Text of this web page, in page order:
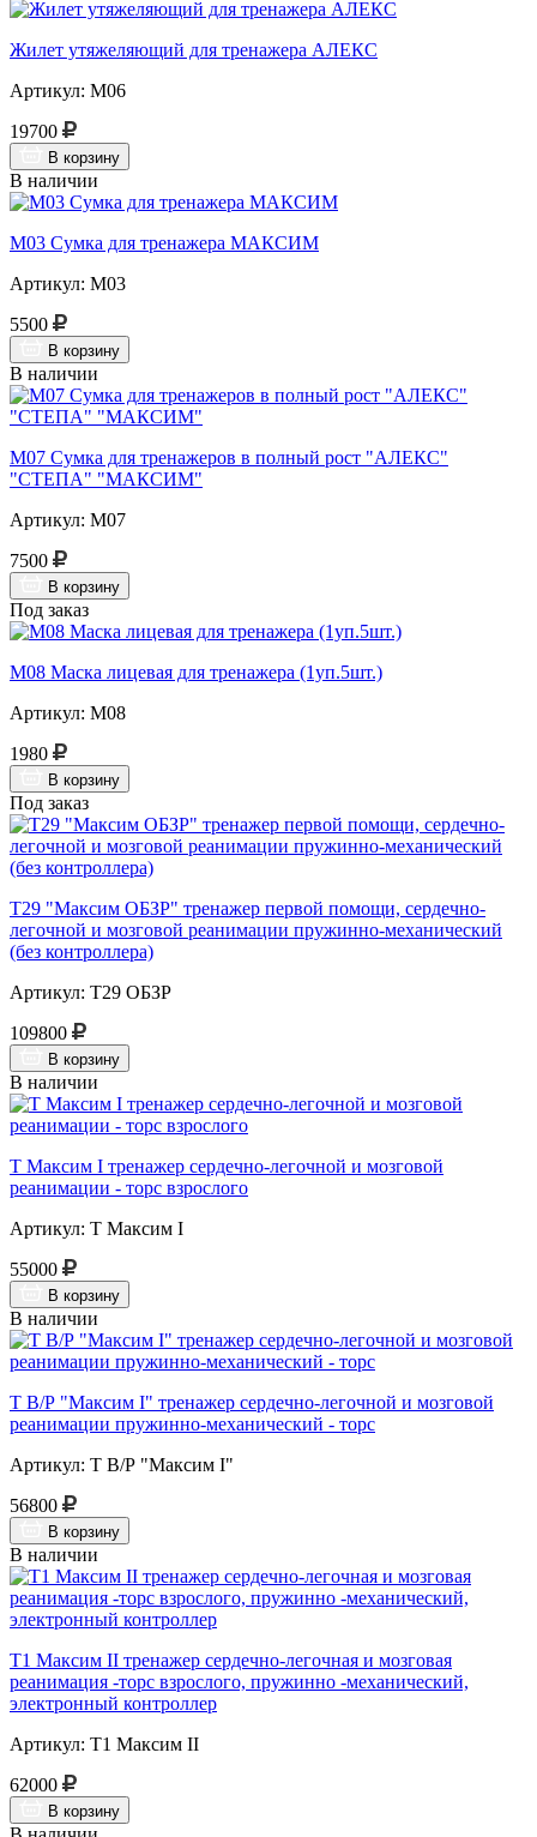
Жилет утяжеляющий для тренажера АЛЕКС
Артикул: М06
19700
В корзину
В наличии
М03 Сумка для тренажера МАКСИМ
Артикул: М03
5500
В корзину
В наличии
М07 Сумка для тренажеров в полный рост "АЛЕКС"
"СТЕПА" "МАКСИМ"
Артикул: М07
7500
В корзину
Под заказ
М08 Маска лицевая для тренажера (1уп.5шт.)
Артикул: М08
1980
В корзину
Под заказ
Т29 "Максим ОБЗР" тренажер первой помощи, сердечно-
легочной и мозговой реанимации пружинно-механический
(без контроллера)
Артикул: Т29 ОБЗР
109800
В корзину
В наличии
Т Максим I тренажер сердечно-легочной и мозговой
реанимации - торс взрослого
Артикул: Т Максим I
55000
В корзину
В наличии
Т В/Р "Максим I" тренажер сердечно-легочной и мозговой
реанимации пружинно-механический - торс
Артикул: Т В/Р "Максим I"
56800
В корзину
В наличии
Т1 Максим II тренажер сердечно-легочная и мозговая
реанимация -торс взрослого, пружинно -механический,
электронный контроллер
Артикул: Т1 Максим II
62000
В корзину